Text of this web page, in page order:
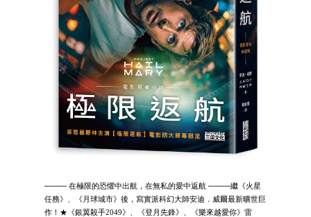
──── 在極限的恐懼中出航，在無私的愛中返航 ────繼《火星
任務》、《月球城市》後，寫實派科幻大師安迪．威爾最新曠世巨
作！★《銀翼殺手2049》、《登月先鋒》、《樂來越愛你》雷